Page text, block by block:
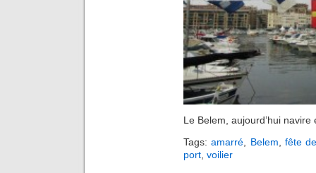
Le Belem, aujourd’hui navire
Tags:amarré Belem
fête
port voilier